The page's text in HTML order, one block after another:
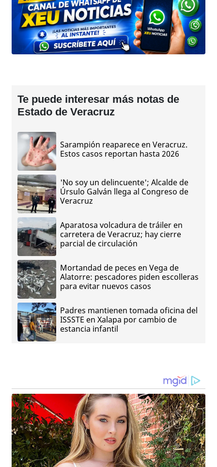
Te puede interesar más notas de
Estado de Veracruz
Sarampión reaparece en Veracruz.
Estos casos reportan hasta 2026
'No soy un delincuente'; Alcalde de
Úrsulo Galván llega al Congreso de
Veracruz
Aparatosa volcadura de tráiler en
carretera de Veracruz; hay cierre
parcial de circulación
Mortandad de peces en Vega de
Alatorre: pescadores piden escolleras
para evitar nuevos casos
Padres mantienen tomada oficina del
ISSSTE en Xalapa por cambio de
estancia infantil